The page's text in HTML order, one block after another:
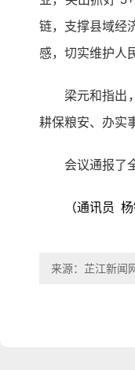
链，支撑县域经
感，切实维护人
梁元和指出
耕保粮安、办实
会议通报了
（通讯员 杨
来源：芷江新闻